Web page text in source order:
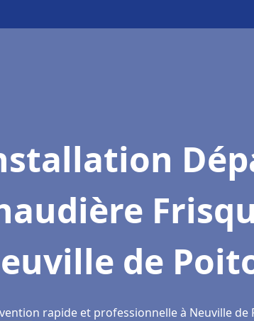
de
rapide et professionnelle à Neuville de